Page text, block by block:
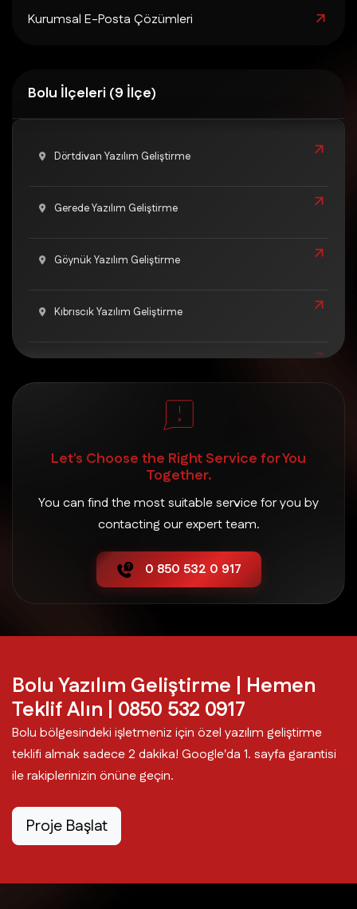
Kurumsal E-Posta Çözümleri
Bolu İlçeleri (9 İlçe)
Dörtdivan Yazılım Geliştirme
Gerede Yazılım Geliştirme
Göynük Yazılım Geliştirme
Kıbrıscık Yazılım Geliştirme
Mudurnu Yazılım Geliştirme
Seben Yazılım Geliştirme
Yeniçağa Yazılım Geliştirme
Let's Choose the Right Service for You
Together.
You can find the most suitable service for you by
contacting our expert team.
0 850 532 0 917
Bolu Yazılım Geliştirme | Hemen
Teklif Alın | 0850 532 0917
Bolu bölgesindeki işletmeniz için özel yazılım geliştirme
teklifi almak sadece 2 dakika! Google'da 1. sayfa garantisi
ile rakiplerinizin önüne geçin.
Proje Başlat